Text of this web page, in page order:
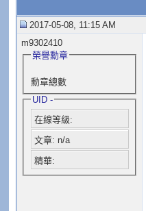
2017-05-08, 11:15 AM
m9302410
榮譽勳章
勳章總數
UID -
在線等級:
文章: n/a
精華: